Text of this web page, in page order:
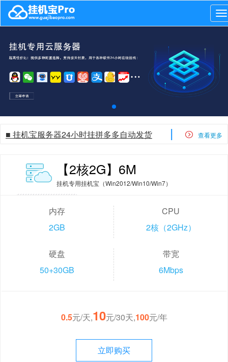
查看更多
■ 挂机宝服务器24小时挂拼多多自动发货
【2核2G】6M
挂机专用挂机宝（Win2012/Win10/Win7）
内存
2GB
CPU
2核（2GHz）
硬盘
50+30GB
带宽
6Mbps
0.5元/天,10元/30天,100元/年
立即购买